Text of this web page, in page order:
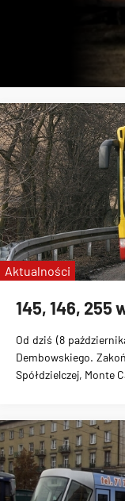
145, 146, 255
Od dziś (8
Dembowskiego.
Spółdzielczej, Monte
Aktualności